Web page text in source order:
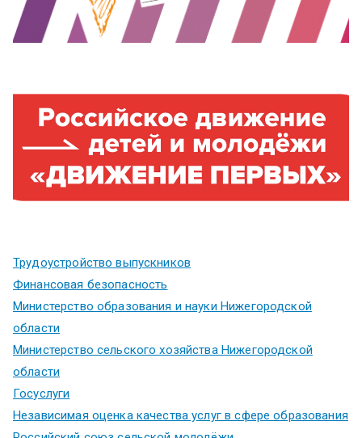
Трудоустройство выпускников
Финансовая безопасность
Министерство образования и науки Нижегородской
области
Министерство сельского хозяйства Нижегородской
области
Госуслуги
Независимая оценка качества услуг в сфере образования